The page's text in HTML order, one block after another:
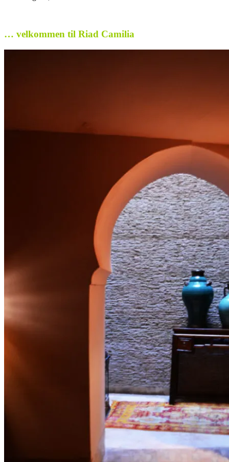
… velkommen til Riad Camilia